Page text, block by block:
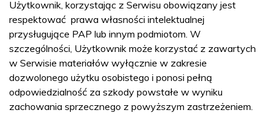
Użytkownik, korzystając z Serwisu obowiązany jest
respektować prawa własności intelektualnej
przysługujące PAP lub innym podmiotom. W
szczególności, Użytkownik może korzystać z zawartych
w Serwisie materiałów wyłącznie w zakresie
dozwolonego użytku osobistego i ponosi pełną
odpowiedzialność za szkody powstałe w wyniku
zachowania sprzecznego z powyższym zastrzeżeniem.